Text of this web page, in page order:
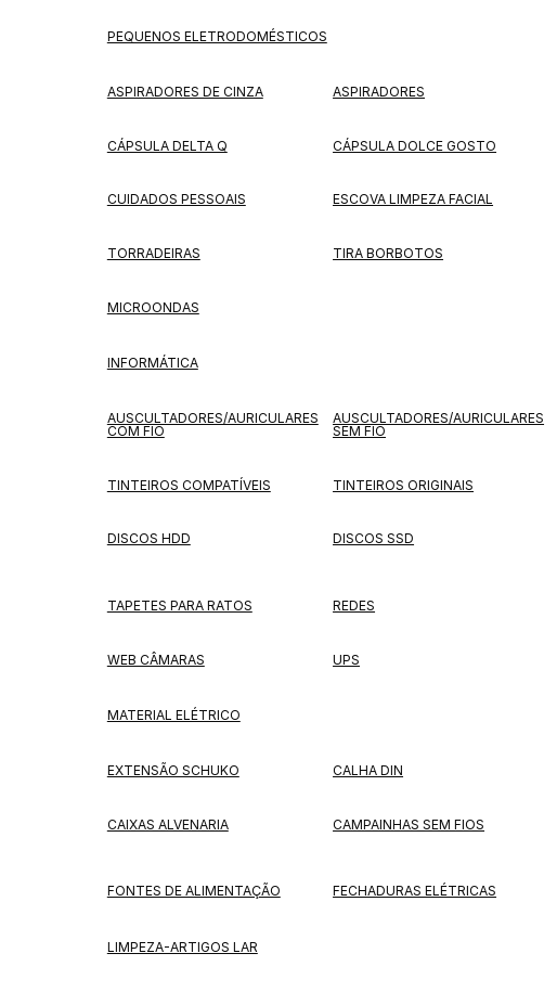
PEQUENOS ELETRODOMÉSTICOS
ASPIRADORES DE CINZA ASPIRADORES
CÁPSULA DELTA Q CÁPSULA DOLCE GOSTO
CUIDADOS PESSOAIS ESCOVA LIMPEZA FACIAL
TORRADEIRAS TIRA BORBOTOS
MICROONDAS
INFORMÁTICA
AUSCULTADORES/AURICULARES
COM FIO
AUSCULTADORES/AURICULARES
SEM FIO
TINTEIROS COMPATÍVEIS TINTEIROS ORIGINAIS
DISCOS HDD DISCOS SSD
TAPETES PARA RATOS REDES
WEB CÂMARAS UPS
MATERIAL ELÉTRICO
EXTENSÃO SCHUKO CALHA DIN
CAIXAS ALVENARIA CAMPAINHAS SEM FIOS
FONTES DE ALIMENTAÇÃO FECHADURAS ELÉTRICAS
LIMPEZA-ARTIGOS LAR